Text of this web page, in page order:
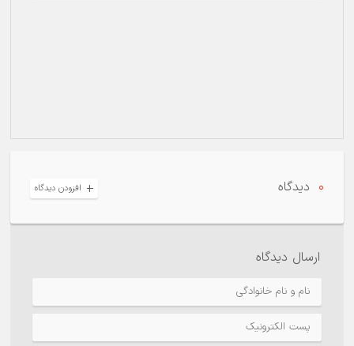
0 دیدگاه افزودن دیدگاه
ارسال دیدگاه